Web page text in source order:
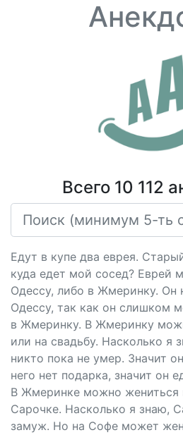
Всего 10 112
Едут в купе два еврея.
куда едет мой сосед? Еврей
Одессу, либо в Жмеринку. Он
Одессу, так как он слишком
в Жмеринку. В Жмеринку
или на свадьбу. Насколько я
никто пока не умер. Значит
него нет подарка, значит он
В Жмеринке можно жениться
Сарочке. Насколько я знаю,
замуж. Но на Софе может